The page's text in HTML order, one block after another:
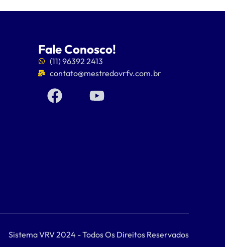
Fale Conosco!
(11) 96392 2413
contato@mestredovrfv.com.br
Sistema VRV 2024 - Todos Os Direitos Reservados